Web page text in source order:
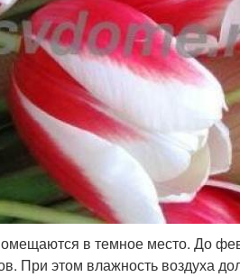
в темное место. До
При этом влажность воздуха